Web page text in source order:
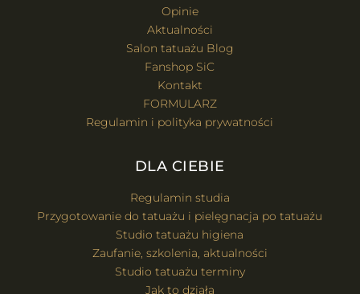
Opinie
Aktualności
Salon tatuażu Blog
Fanshop SiC
Kontakt
FORMULARZ
Regulamin i polityka prywatności
DLA CIEBIE
Regulamin studia
Przygotowanie do tatuażu i pielęgnacja po tatuażu
Studio tatuażu higiena
Zaufanie, szkolenia, aktualności
Studio tatuażu terminy
Jak to działa